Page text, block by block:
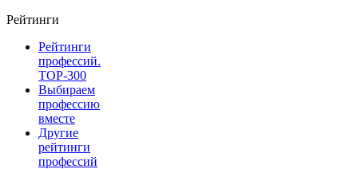
Рейтинги
Рейтинги
профессий.
TOP-300
Выбираем
профессию
вместе
Другие
рейтинги
профессий